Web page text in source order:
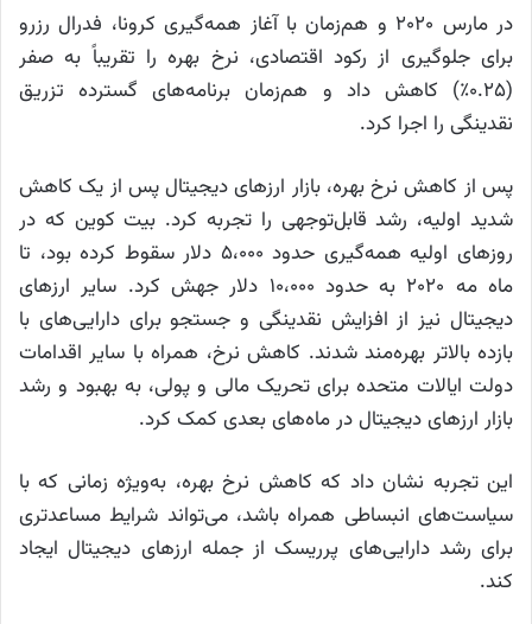
در مارس ۲۰۲۰ و هم‌زمان با آغاز همه‌گیری کرونا، فدرال رزرو
برای جلوگیری از رکود اقتصادی، نرخ بهره را تقریباً به صفر
(۰.۲۵٪) کاهش داد و هم‌زمان برنامه‌های گسترده تزریق
نقدینگی را اجرا کرد.
پس از کاهش نرخ بهره، بازار ارزهای دیجیتال پس از یک کاهش
شدید اولیه، رشد قابل‌توجهی را تجربه کرد. بیت کوین که در
روزهای اولیه همه‌گیری حدود ۵،۰۰۰ دلار سقوط کرده بود، تا
ماه مه ۲۰۲۰ به حدود ۱۰،۰۰۰ دلار جهش کرد. سایر ارزهای
دیجیتال نیز از افزایش نقدینگی و جستجو برای دارایی‌های با
بازده بالاتر بهره‌مند شدند. کاهش نرخ، همراه با سایر اقدامات
دولت ایالات متحده برای تحریک مالی و پولی، به بهبود و رشد
بازار ارزهای دیجیتال در ماه‌های بعدی کمک کرد.
این تجربه نشان داد که کاهش نرخ بهره، به‌ویژه زمانی که با
سیاست‌های انبساطی همراه باشد، می‌تواند شرایط مساعدتری
برای رشد دارایی‌های پرریسک از جمله ارزهای دیجیتال ایجاد
کند.